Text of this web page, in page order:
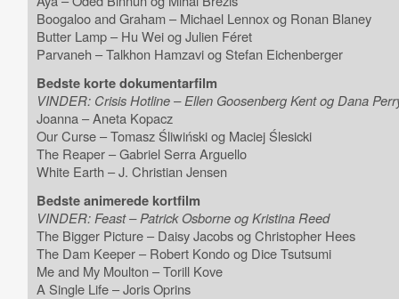
Boogaloo and Graham – Michael Lennox og Ronan Blaney
Butter Lamp – Hu Wei og Julien Féret
Parvaneh – Talkhon Hamzavi og Stefan Eichenberger
Bedste korte dokumentarfilm
VINDER: Crisis Hotline – Ellen Goosenberg Kent og Dana
Joanna – Aneta Kopacz
Our Curse – Tomasz Śliwiński og Maciej Ślesicki
The Reaper – Gabriel Serra Arguello
White Earth – J. Christian Jensen
Bedste animerede kortfilm
VINDER: Feast – Patrick Osborne og Kristina Reed
The Bigger Picture – Daisy Jacobs og Christopher Hees
The Dam Keeper – Robert Kondo og Dice Tsutsumi
Me and My Moulton – Torill Kove
A Single Life – Joris Oprins